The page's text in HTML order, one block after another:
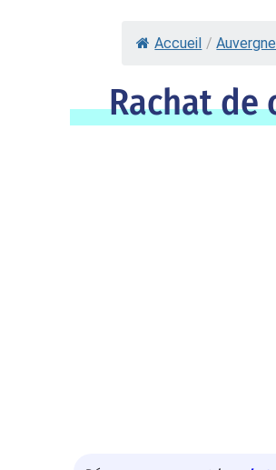
Accueil /
Rachat de